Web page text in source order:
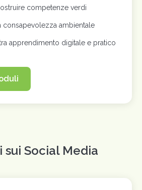
competenze verdi
consapevolezza ambientale
apprendimento digitale e pratico
sui Social Media